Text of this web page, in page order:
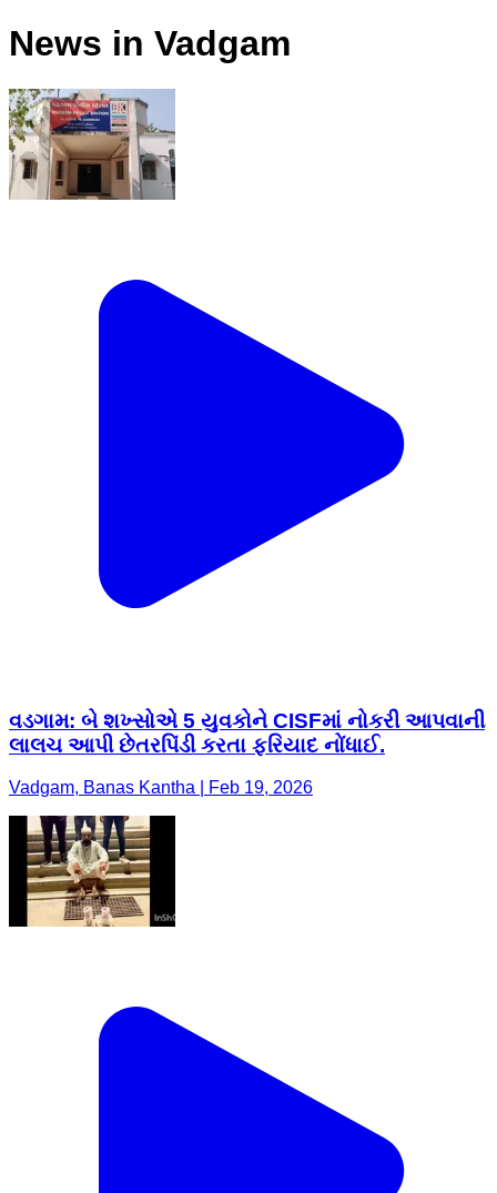
News in Vadgam
વડગામ: બે શખ્સોએ 5 યુવકોને CISFમાં નોકરી આપવાની
લાલચ આપી છેતરપિંડી કરતા ફરિયાદ નોંધાઈ.
Vadgam, Banas Kantha | Feb 19, 2026